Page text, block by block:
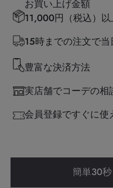
お買い上げ金額
11,000円（税込）
15時までの注文で当
豊富な決済方法
実店舗でコーデの相
会員登録ですぐに使
簡単30